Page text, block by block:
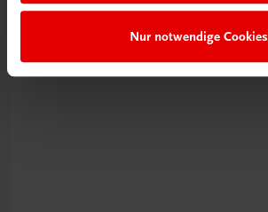
Nur notwendige Cookies